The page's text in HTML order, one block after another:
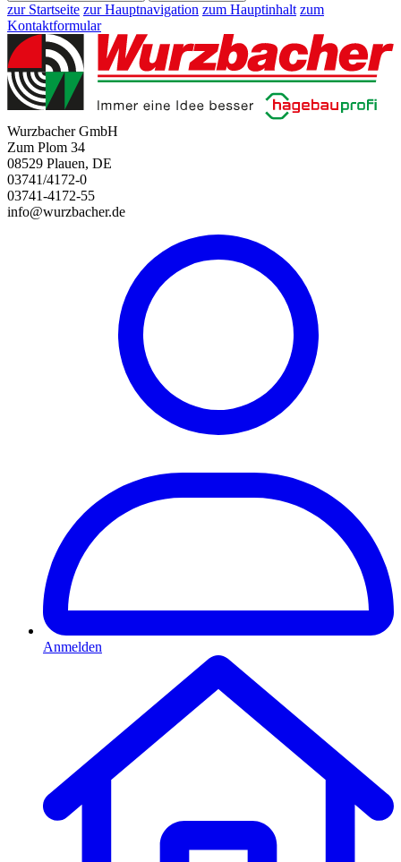
zur Startseite zur Hauptnavigation zum Hauptinhalt zum
Kontaktformular
Wurzbacher GmbH
Zum Plom 34
08529 Plauen, DE
03741/4172-0
03741-4172-55
info@wurzbacher.de
Anmelden